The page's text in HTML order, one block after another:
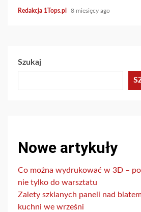
Redakcja 1Tops.pl 8 miesięcy ago
Szukaj
Nowe artykuły
Co można wydrukować w 3D –
nie tylko do warsztatu
Zalety szklanych paneli nad
kuchni we wrześni